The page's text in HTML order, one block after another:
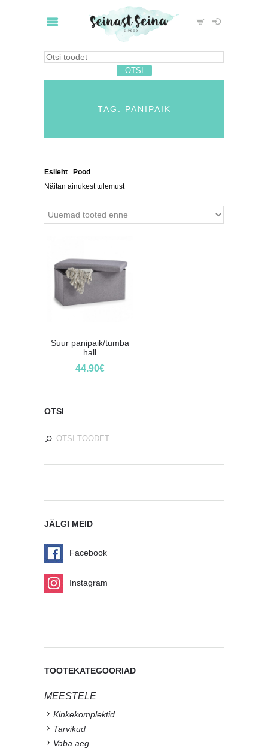
TAG: PANIPAIK
Esileht Pood
Näitan ainukest tulemust
Suur panipaik/tumba
hall
44.90€
OTSI
JÄLGI MEID
Facebook
Instagram
TOOTEKATEGOORIAD
MEESTELE
Kinkekomplektid
Tarvikud
Vaba aeg